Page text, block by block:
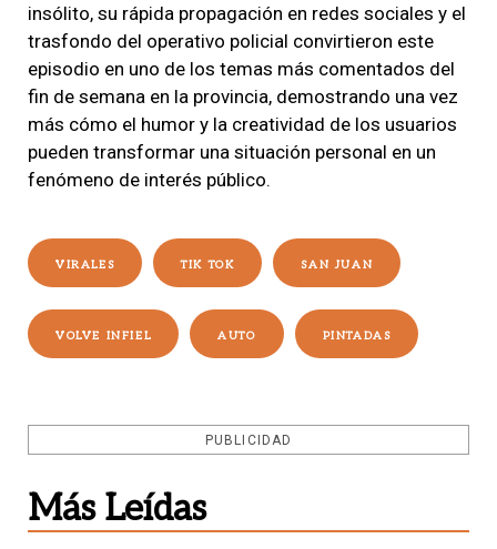
insólito, su rápida propagación en redes sociales y el
trasfondo del operativo policial convirtieron este
episodio en uno de los temas más comentados del
fin de semana en la provincia, demostrando una vez
más cómo el humor y la creatividad de los usuarios
pueden transformar una situación personal en un
fenómeno de interés público.
VIRALES TIK TOK SAN JUAN
VOLVE INFIEL AUTO PINTADAS
PUBLICIDAD
Más Leídas